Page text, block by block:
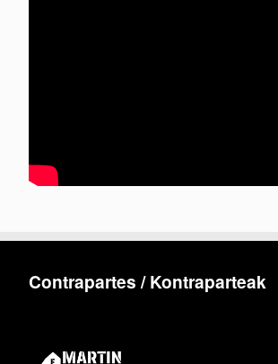
Contrapartes / Kontraparteak